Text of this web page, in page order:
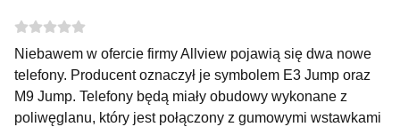
Niebawem w ofercie firmy Allview pojawią się dwa nowe
telefony. Producent oznaczył je symbolem E3 Jump oraz
M9 Jump. Telefony będą miały obudowy wykonane z
poliwęglanu, który jest połączony z gumowymi wstawkami